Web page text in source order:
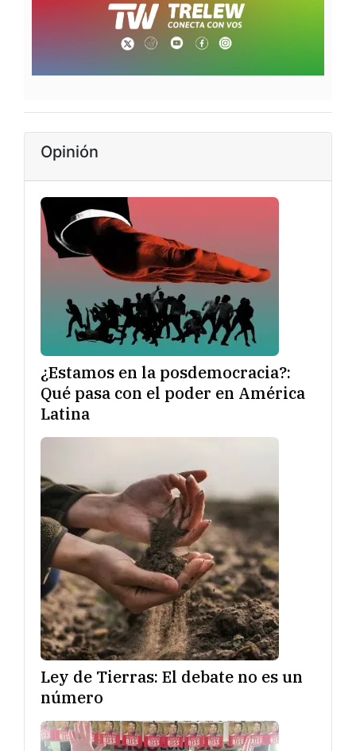
Opinión
¿Estamos en la posdemocracia?:
Qué pasa con el poder en América
Latina
Ley de Tierras: El debate no es un
número